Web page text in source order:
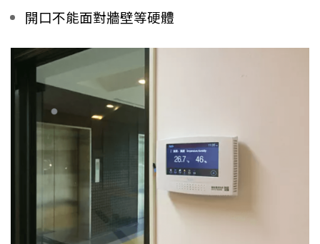
開口不能面對牆壁等硬體